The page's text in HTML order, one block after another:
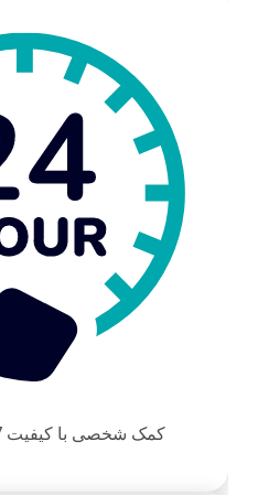
کمک شخصی با کیفیت 24/7 در طول سفر شما